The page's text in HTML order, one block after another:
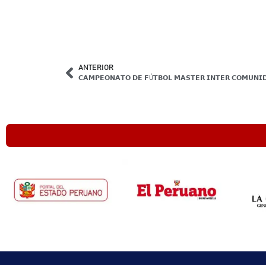
ANTERIOR
𝗖𝗔𝗠𝗣𝗘𝗢𝗡𝗔𝗧𝗢 𝗗𝗘 𝗙Ú𝗧𝗕𝗢𝗟 𝗠𝗔𝗦𝗧𝗘𝗥 𝗜𝗡𝗧𝗘𝗥